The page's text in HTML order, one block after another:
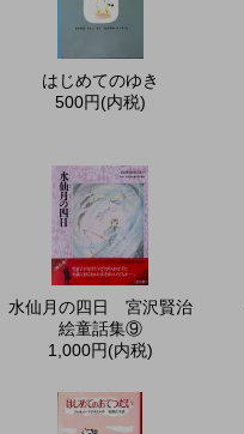
はじめてのゆき
500円(内税)
水仙月の四日 宮沢賢治
絵童話集⑨
1,000円(内税)